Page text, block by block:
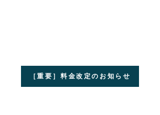
［重要］料金改定のお知らせ